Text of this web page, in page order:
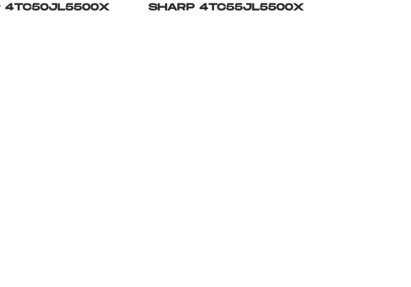
4TC50JL5500X SHARP 4TC55JL5500X